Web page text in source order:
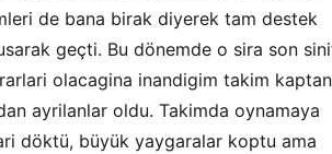
de bana birak diyerek tam destek
geçti. Bu dönemde o sira son
olacagina inandigim takim
ayrilanlar oldu. Takimda oynamaya
döktü, büyük yaygaralar koptu ama